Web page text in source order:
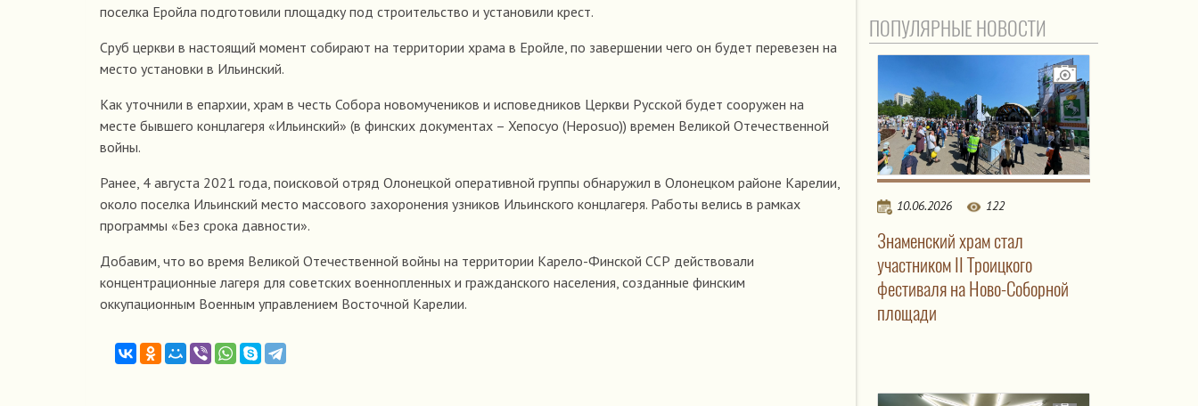
поселка Еройла подготовили площадку под строительство и установили крест.
Сруб церкви в настоящий момент собирают на территории храма в Еройле, по завершении чего он будет перевезен на
место установки в Ильинский.
Как уточнили в епархии, храм в честь Собора новомучеников и исповедников Церкви Русской будет сооружен на
месте бывшего концлагеря «Ильинский» (в финских документах – Хепосуо (Heposuo)) времен Великой Отечественной
войны.
Ранее, 4 августа 2021 года, поисковой отряд Олонецкой оперативной группы обнаружил в Олонецком районе Карелии,
около поселка Ильинский место массового захоронения узников Ильинского концлагеря. Работы велись в рамках
программы «Без срока давности».
Добавим, что во время Великой Отечественной войны на территории Карело-Финской ССР действовали
концентрационные лагеря для советских военнопленных и гражданского населения, созданные финским
оккупационным Военным управлением Восточной Карелии.
ПОПУЛЯРНЫЕ НОВОСТИ
10.06.2026 122
Знаменский храм стал
участником II Троицкого
фестиваля на Ново-Соборной
площади